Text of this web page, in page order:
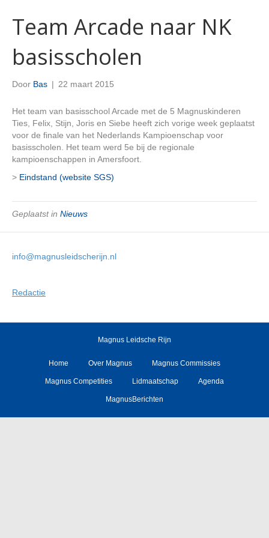
Team Arcade naar NK
basisscholen
Door Bas | 22 maart 2015
Het team van basisschool Arcade met de 5 Magnuskinderen
Ties, Felix, Stijn, Joris en Siebe heeft zich vorige week geplaatst
voor de finale van het Nederlands Kampioenschap voor
basisscholen. Het team werd 5e bij de regionale
kampioenschappen in Amersfoort.
> Eindstand (website SGS)
Geplaatst in Nieuws
info@magnusleidscherijn.nl
Redactie
Magnus Leidsche Rijn
Home Over Magnus Magnus Commissies
Magnus Competities Lidmaatschap Agenda
MagnusBerichten